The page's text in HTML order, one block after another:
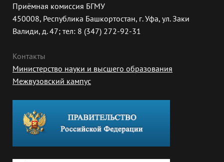
Приёмная комиссия БГМУ
450008, Республика Башкортостан, г. Уфа, ул. Заки
Валиди, д. 47; тел: 8 (347) 272-92-31
Контакты
Министерство науки и высшего образования
Межвузовский кампус